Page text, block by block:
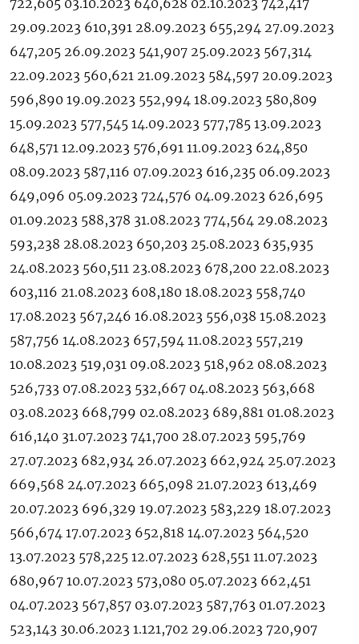
722,605 03.10.2023 640,628 02.10.2023 742,417
29.09.2023 610,391 28.09.2023 655,294 27.09.2023
647,205 26.09.2023 541,907 25.09.2023 567,314
22.09.2023 560,621 21.09.2023 584,597 20.09.2023
596,890 19.09.2023 552,994 18.09.2023 580,809
15.09.2023 577,545 14.09.2023 577,785 13.09.2023
648,571 12.09.2023 576,691 11.09.2023 624,850
08.09.2023 587,116 07.09.2023 616,235 06.09.2023
649,096 05.09.2023 724,576 04.09.2023 626,695
01.09.2023 588,378 31.08.2023 774,564 29.08.2023
593,238 28.08.2023 650,203 25.08.2023 635,935
24.08.2023 560,511 23.08.2023 678,200 22.08.2023
603,116 21.08.2023 608,180 18.08.2023 558,740
17.08.2023 567,246 16.08.2023 556,038 15.08.2023
587,756 14.08.2023 657,594 11.08.2023 557,219
10.08.2023 519,031 09.08.2023 518,962 08.08.2023
526,733 07.08.2023 532,667 04.08.2023 563,668
03.08.2023 668,799 02.08.2023 689,881 01.08.2023
616,140 31.07.2023 741,700 28.07.2023 595,769
27.07.2023 682,934 26.07.2023 662,924 25.07.2023
669,568 24.07.2023 665,098 21.07.2023 613,469
20.07.2023 696,329 19.07.2023 583,229 18.07.2023
566,674 17.07.2023 652,818 14.07.2023 564,520
13.07.2023 578,225 12.07.2023 628,551 11.07.2023
680,967 10.07.2023 573,080 05.07.2023 662,451
04.07.2023 567,857 03.07.2023 587,763 01.07.2023
523,143 30.06.2023 1.121,702 29.06.2023 720,907